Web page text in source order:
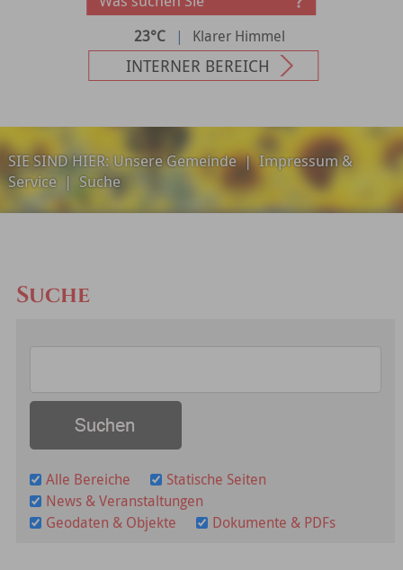
23°C | Klarer Himmel
INTERNER BEREICH
SIE SIND HIER:Unsere Gemeinde|Impressum &
Service | Suche
Suche
Alle Bereiche
Statische Seiten
News & Veranstaltungen
Geodaten & Objekte
Dokumente & PDFs